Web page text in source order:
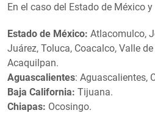
En el caso del Estado de México
Estado de México: Atlacomulco,
Juárez, Toluca, Coacalco, Valle
Acaquilpan.
Aguascalientes: Aguascalientes,
Baja California: Tijuana.
Chiapas: Ocosingo.